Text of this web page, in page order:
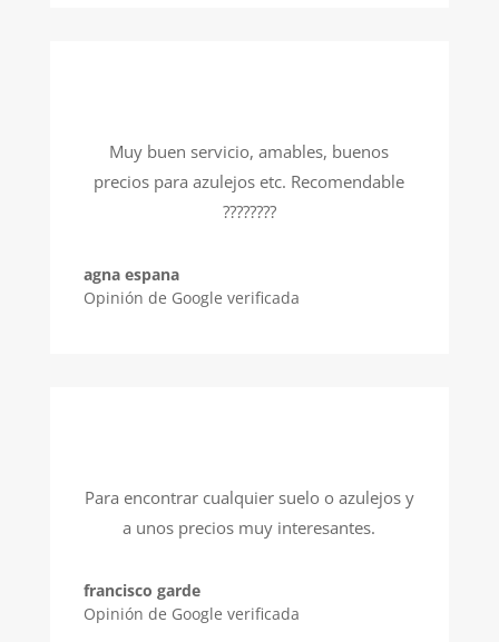
Muy buen servicio, amables, buenos
precios para azulejos etc. Recomendable
????????
agna espana
Opinión de Google verificada
Para encontrar cualquier suelo o azulejos y
a unos precios muy interesantes.
francisco garde
Opinión de Google verificada